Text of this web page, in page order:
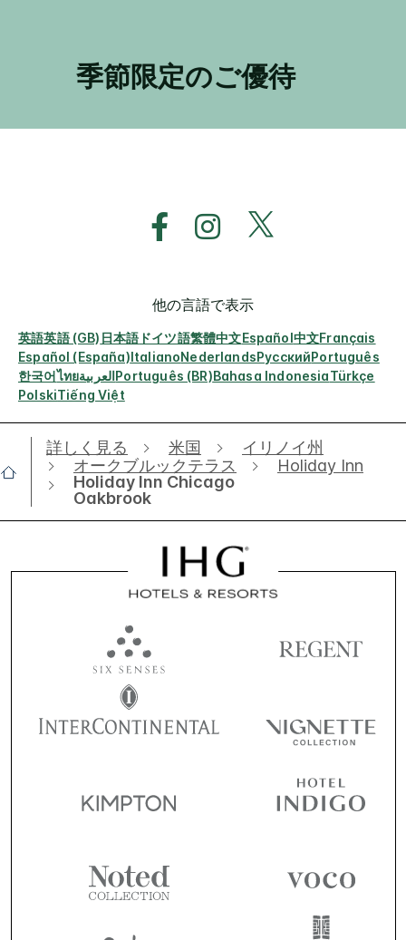
季節限定のご優待
他の言語で表示
英語英語 (GB) 日本語 ドイツ語繁體中文Español中文Français
Español (España)ItalianoNederlandsРусскийPortuguês
한국어ไทยالعربيةPortuguês (BR)Bahasa IndonesiaTürkçe
PolskiTiếng Việt
詳しく見る 米国
イリノイ州
オークブルックテラス
Holiday Inn
Holiday Inn Chicago
Oakbrook